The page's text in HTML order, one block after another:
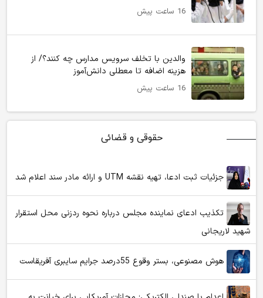
16 ساعت پیش
والدین با تخلف سرویس مدارس چه کنند؟/ از
هزینه اضافه تا معطلی دانش‌آموز
16 ساعت پیش
حقوقی و قضائی
جزئیات ثبت ادعا، تهیه نقشه UTM و ارائه مادر سند اعلام شد
تکذیب ادعای نماینده مجلس درباره نحوه ردزنی محل استقرار
شهید لاریجانی
هوش مصنوعی، بستر وقوع 55درصد جرایم سایبری آفریقاست